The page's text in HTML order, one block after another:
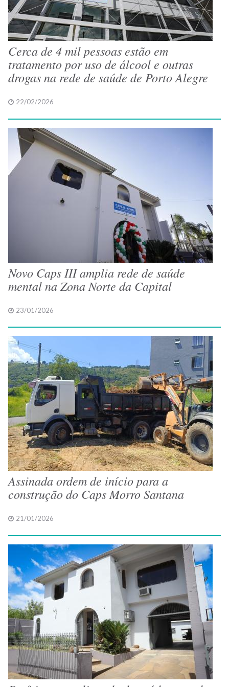
Cerca de 4 mil pessoas estão em
tratamento por uso de álcool e outras
drogas na rede de saúde de Porto Alegre
22/02/2026
Novo Caps III amplia rede de saúde
mental na Zona Norte da Capital
23/01/2026
Assinada ordem de início para a
construção do Caps Morro Santana
21/01/2026